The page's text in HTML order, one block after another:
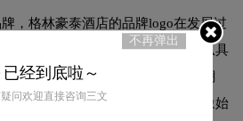
，格林豪泰酒店的品牌logo在发展过
代，整体呈现出从复杂到简约、从具
势。每一次更新都紧跟时代审美潮
别元素的延续性，使品牌视觉形象始
不再弹出
已经到底啦～
问欢迎直接咨询三文